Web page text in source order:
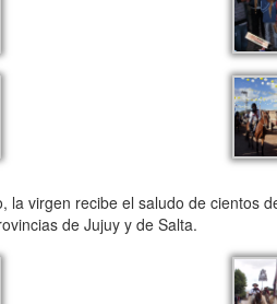
la virgen recibe el saludo de cientos
de Jujuy y de Salta.